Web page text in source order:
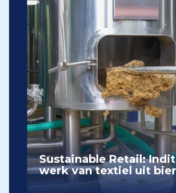
Sustainable Retail:
werk van textiel uit